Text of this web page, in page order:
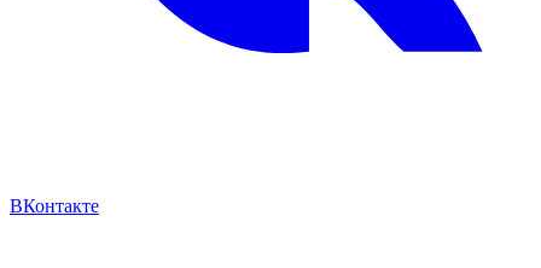
ВКонтакте